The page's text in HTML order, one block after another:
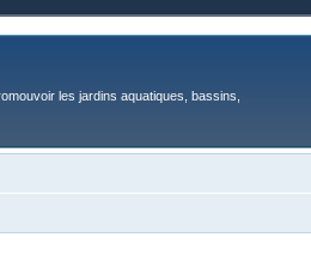
les jardins aquatiques, bassins,